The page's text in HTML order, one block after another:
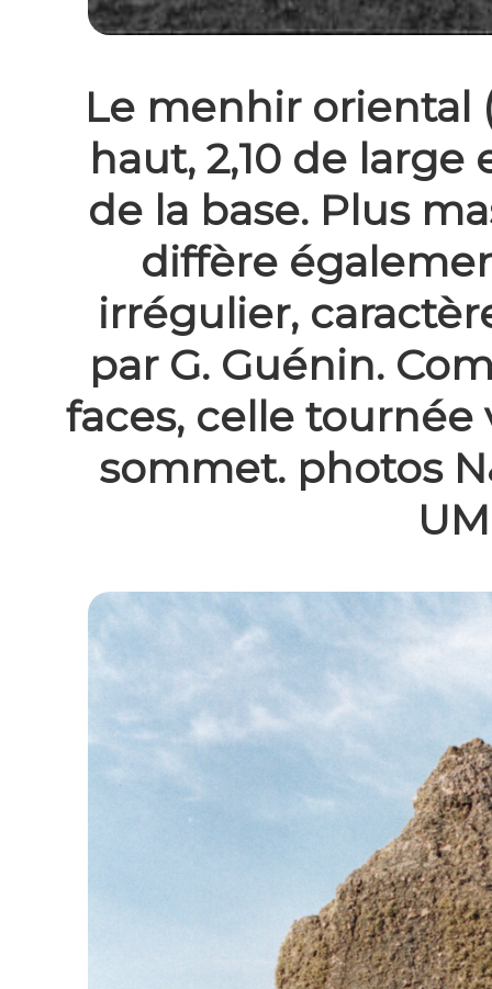
Le menhir oriental
haut, 2,10 de large
de la base. Plus
diffère
irrégulier,
par G. Guénin.
faces, celle tournée
sommet. photos